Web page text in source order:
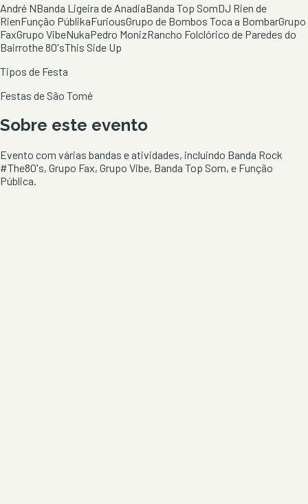
André NBanda Ligeira de AnadiaBanda Top SomDJ Rien de
RienFunção PúblikaFuriousGrupo de Bombos Toca a BombarGrupo
FaxGrupo VibeNukaPedro MonizRancho Folclórico de Paredes do
Bairrothe 80'sThis Side Up
Tipos de Festa
Festas de São Tomé
Sobre este evento
Evento com várias bandas e atividades, incluindo Banda Rock
#The80's, Grupo Fax, Grupo Vibe, Banda Top Som, e Função
Pública.